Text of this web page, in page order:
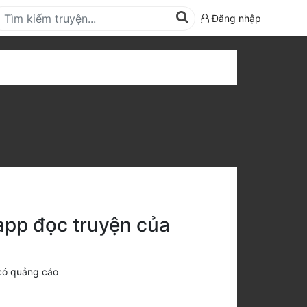
Đăng nhập
đọc truyện của
quảng cáo